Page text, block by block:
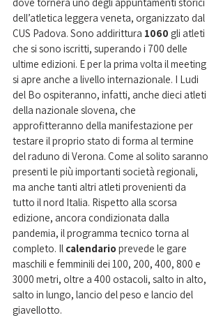
dell’atletica leggera veneta, organizzato dal
CUS Padova. Sono addirittura 1060 gli atleti
che si sono iscritti, superando i 700 delle
ultime edizioni. E per la prima volta il meeting
si apre anche a livello internazionale. I Ludi
del Bo ospiteranno, infatti, anche dieci atleti
della nazionale slovena, che
approfitteranno della manifestazione per
testare il proprio stato di forma al termine
del raduno di Verona. Come al solito saranno
presenti le più importanti società regionali,
ma anche tanti altri atleti provenienti da
tutto il nord Italia. Rispetto alla scorsa
edizione, ancora condizionata dalla
pandemia, il programma tecnico torna al
completo. Il calendario prevede le gare
maschili e femminili dei 100, 200, 400, 800 e
3000 metri, oltre a 400 ostacoli, salto in alto,
salto in lungo, lancio del peso e lancio del
giavellotto.